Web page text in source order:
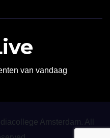
van vandaag
Amsterdam. All